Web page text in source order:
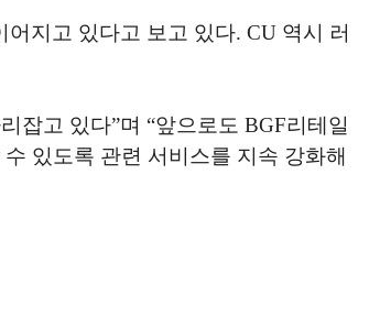
지고 있다고 보고 있다. CU 역시 러
잡고 있다”며 “앞으로도 BGF리테일
있도록 관련 서비스를 지속 강화해